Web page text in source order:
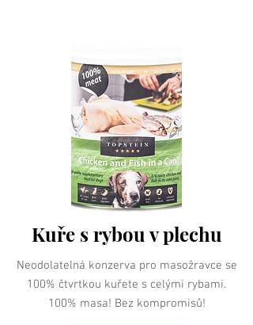
Kuře s rybou v plechu
Neodolatelná konzerva pro masožravce se
100% čtvrtkou kuřete s celými rybami.
100% masa! Bez kompromisů!